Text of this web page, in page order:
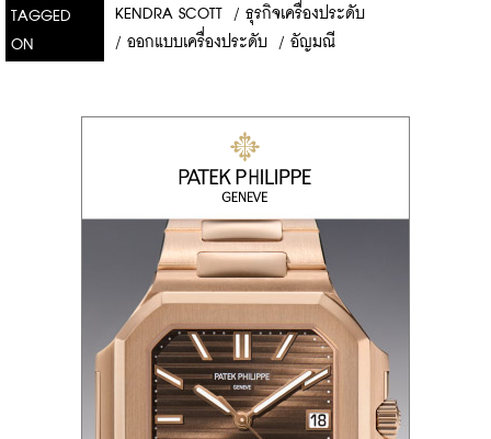
TAGGED
ON
KENDRA SCOTT / ธุรกิจเครื่องประดับ
/ ออกแบบเครื่องประดับ / อัญมณี